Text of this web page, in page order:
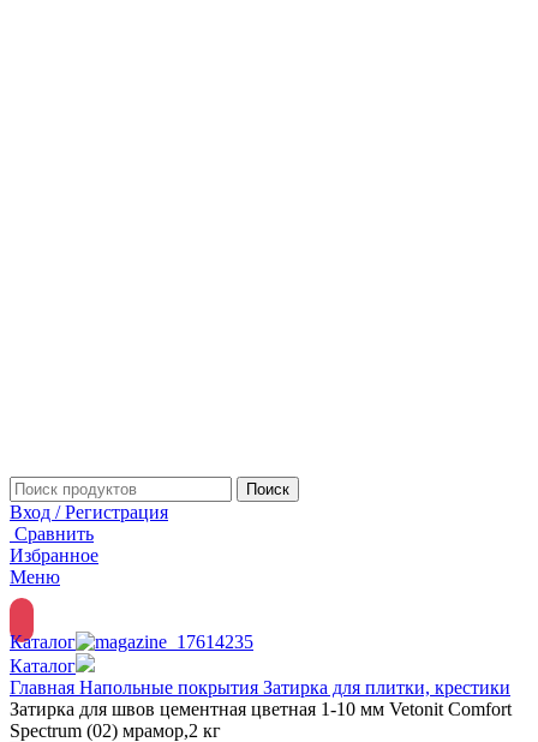
Поиск
Вход / Регистрация
Сравнить
Избранное
Меню
Каталог
Каталог
Главная Напольные покрытия Затирка для плитки, крестики
Затирка для швов цементная цветная 1-10 мм Vetonit Comfort
Spectrum (02) мрамор,2 кг